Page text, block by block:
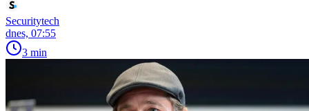
Securitytech
dnes, 07:55
3 min